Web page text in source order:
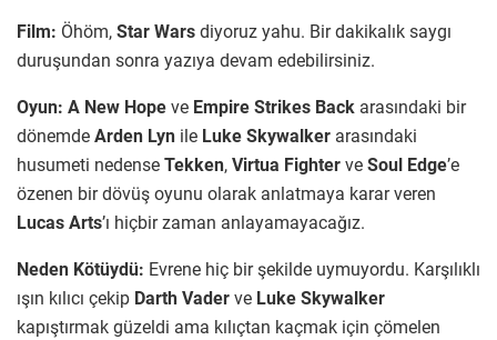
Film: Öhöm, Star Wars diyoruz yahu. Bir dakikalık saygı
duruşundan sonra yazıya devam edebilirsiniz.
Oyun: A New Hope ve Empire Strikes Back arasındaki bir
dönemde Arden Lyn ile Luke Skywalker arasındaki
husumeti nedense Tekken, Virtua Fighter ve Soul Edge’e
özenen bir dövüş oyunu olarak anlatmaya karar veren
Lucas Arts’ı hiçbir zaman anlayamayacağız.
Neden Kötüydü: Evrene hiç bir şekilde uymuyordu. Karşılıklı
ışın kılıcı çekip Darth Vader ve Luke Skywalker
kapıştırmak güzeldi ama kılıçtan kaçmak için çömelen